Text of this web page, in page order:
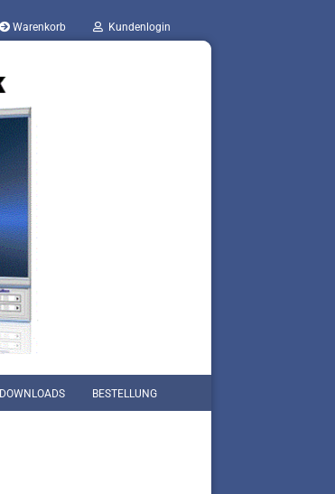
Warenkorb Kundenlogin
DOWNLOADS BESTELLUNG